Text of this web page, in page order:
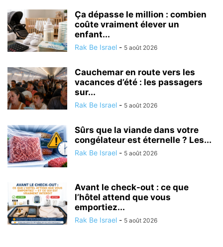
Ça dépasse le million : combien
coûte vraiment élever un
enfant...
Rak Be Israel - 5 août 2026
Cauchemar en route vers les
vacances d’été : les passagers
sur...
Rak Be Israel - 5 août 2026
Sûrs que la viande dans votre
congélateur est éternelle ? Les...
Rak Be Israel - 5 août 2026
Avant le check-out : ce que
l’hôtel attend que vous
emportiez...
Rak Be Israel - 5 août 2026